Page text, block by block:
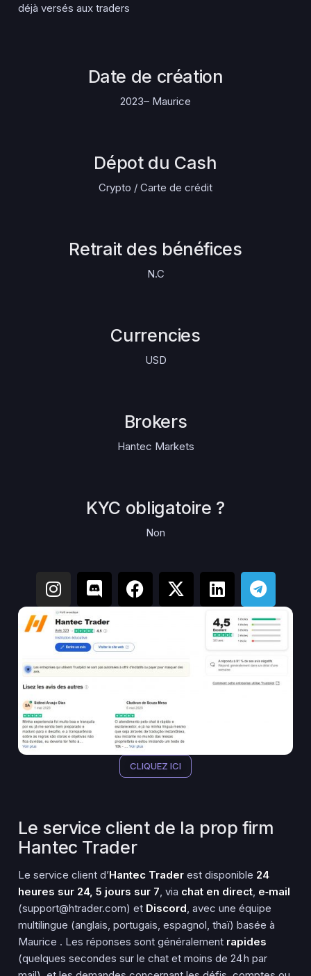
déjà versés aux traders
Date de création
2023– Maurice
Dépot du Cash
Crypto / Carte de crédit
Retrait des bénéfices
N.C
Currencies
USD
Brokers
Hantec Markets
KYC obligatoire ?
Non
CLIQUEZ ICI
Le service client de la prop firm
Hantec Trader
Le service client d’Hantec Trader est disponible 24
heures sur 24, 5 jours sur 7, via chat en direct, e‑mail
(support@htrader.com) et Discord, avec une équipe
multilingue (anglais, portugais, espagnol, thaï) basée à
Maurice . Les réponses sont généralement rapides
(quelques secondes sur le chat et moins de 24 h par